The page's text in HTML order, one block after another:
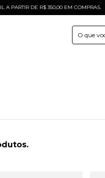
DE R$ 350,00 EM COMPRAS.